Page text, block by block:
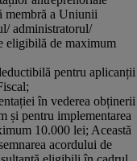
membră a Uniunii
administratorul/
eligibilă de maximum
pentru aplicanții
în vederea obținerii
și pentru implementarea
10.000 lei; Această
acordului de